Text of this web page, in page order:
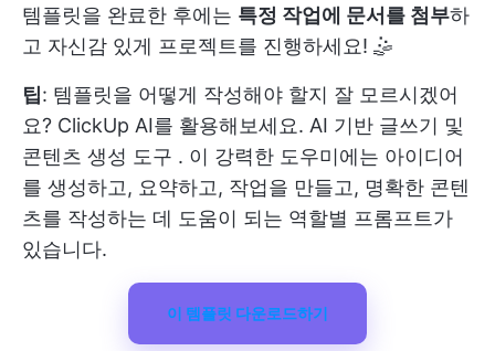
템플릿을 완료한 후에는 특정 작업에 문서를 첨부하
고 자신감 있게 프로젝트를 진행하세요! 🤹
팁: 템플릿을 어떻게 작성해야 할지 잘 모르시겠어
요? ClickUp AI를 활용해보세요. AI 기반 글쓰기 및
콘텐츠 생성 도구 . 이 강력한 도우미에는 아이디어
를 생성하고, 요약하고, 작업을 만들고, 명확한 콘텐
츠를 작성하는 데 도움이 되는 역할별 프롬프트가
있습니다.
이 템플릿 다운로드하기